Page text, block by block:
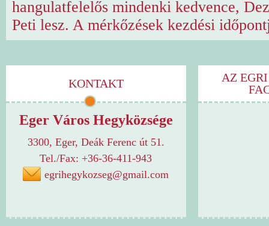
hangulatfelelős mindenki kedvence,
Peti lesz. A mérkőzések kezdési
KONTAKT
Eger Város Hegyközsége
3300, Eger, Deák Ferenc út 51.
Tel./Fax: +36-36-411-943
egrihegykozseg@gmail.com
AZ